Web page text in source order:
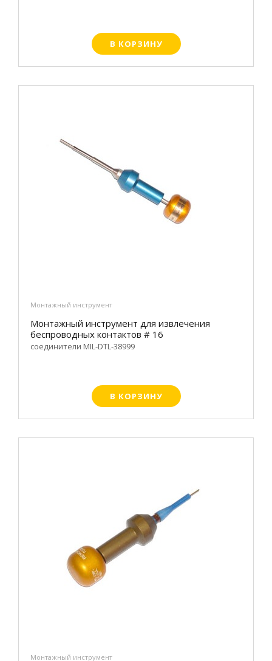
В КОРЗИНУ
Монтажный инструмент
Монтажный инструмент для извлечения
беспроводных контактов # 16
соединители MIL-DTL-38999
В КОРЗИНУ
Монтажный инструмент